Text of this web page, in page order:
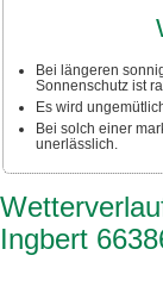
Bei längeren
Sonnenschutz ist
Es wird
Bei solch einer
unerlässlich.
Ingbert